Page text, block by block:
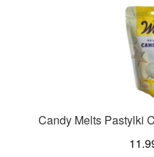
Candy Melts Pastylki